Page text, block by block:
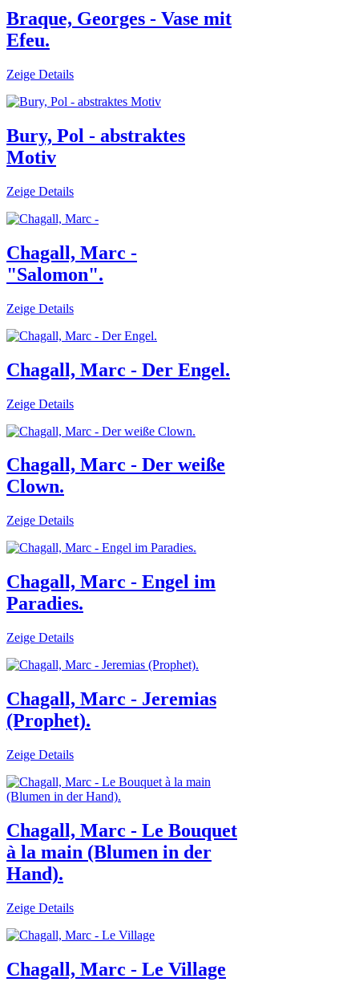
Braque, Georges - Vase mit
Efeu.
Zeige Details
Bury, Pol - abstraktes
Motiv
Zeige Details
Chagall, Marc -
"Salomon".
Zeige Details
Chagall, Marc - Der Engel.
Zeige Details
Chagall, Marc - Der weiße
Clown.
Zeige Details
Chagall, Marc - Engel im
Paradies.
Zeige Details
Chagall, Marc - Jeremias
(Prophet).
Zeige Details
Chagall, Marc - Le Bouquet
à la main (Blumen in der
Hand).
Zeige Details
Chagall, Marc - Le Village